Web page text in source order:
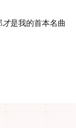
才是我的首本名曲